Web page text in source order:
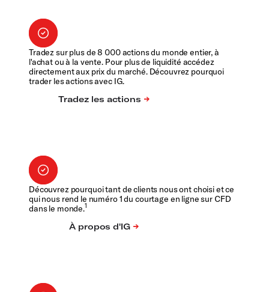
Tradez sur plus de 8 000 actions du monde entier, à
l'achat ou à la vente. Pour plus de liquidité accédez
directement aux prix du marché. Découvrez pourquoi
trader les actions avec IG.
Découvrez pourquoi tant de clients nous ont choisi et ce
qui nous rend le numéro 1 du courtage en ligne sur CFD
dans le monde.1